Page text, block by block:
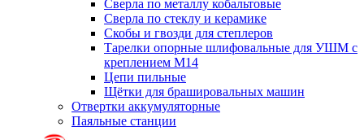
Сверла по металлу кобальтовые
Сверла по стеклу и керамике
Скобы и гвозди для степлеров
Тарелки опорные шлифовальные для УШМ с
креплением М14
Цепи пильные
Щётки для брашировальных машин
Отвертки аккумуляторные
Паяльные станции